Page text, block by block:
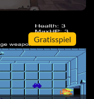
Gratisspiel